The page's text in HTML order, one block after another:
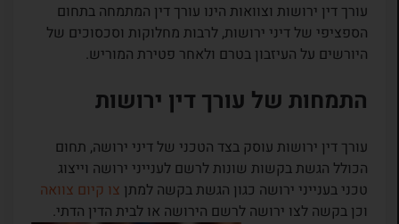
עורך דין ירושות וצוואות הינו עורך דין המתמחה בתחום
הספציפי של דיני ירושות, לרבות מחלוקות וסכסוכים של
היורשים על העיזבון בטרם ולאחר פטירת המוריש.
התמחות של עורך דין ירושות
עורך דין ירושות עוסק בצד הטכני של דיני ירושה, תחום
הכולל הגשת בקשות שונות לרשם לענייני ירושה וייצוג
טכני בענייני ירושה כגון הגשת בקשה למתןצו קיום צוואה
וכן בקשה לצו ירושה לרשם הירושה או לבית הדין הדתי.